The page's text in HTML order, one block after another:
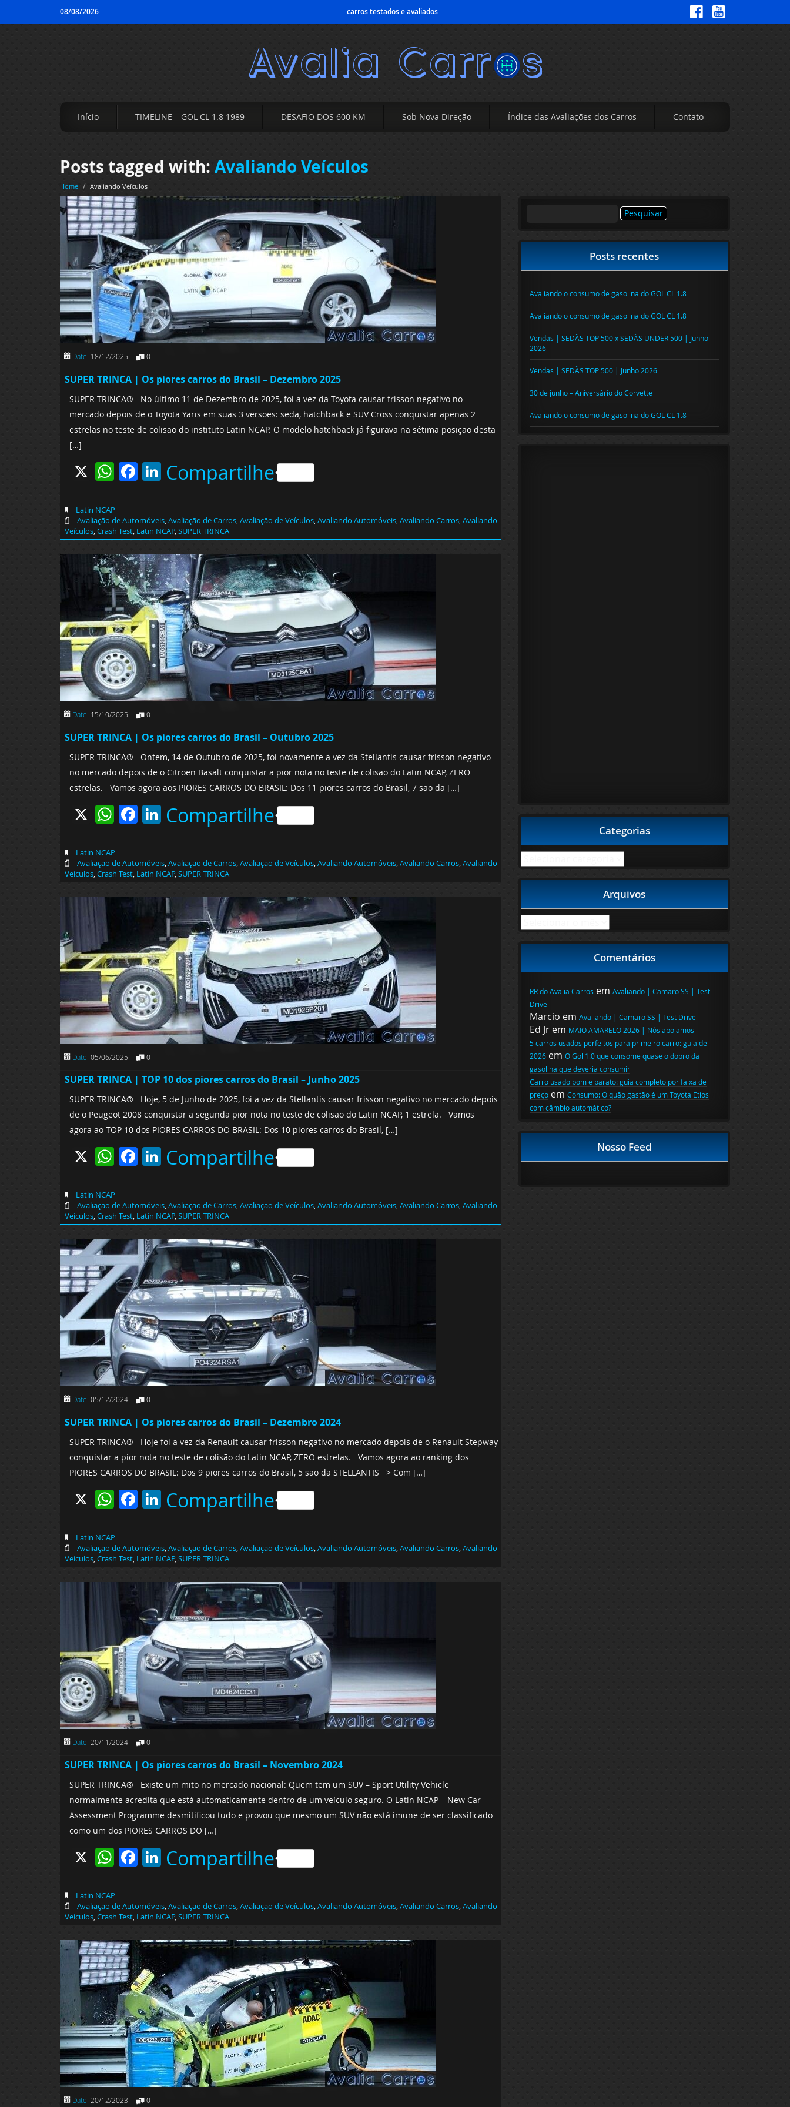
08/08/2026 carros testados e avaliados
Início TIMELINE – GOL CL 1.8 1989 DESAFIO DOS 600 KM Sob Nova Direção Índice das Avaliações dos Carros Contato
Posts tagged with: Avaliando Veículos
Home / Avaliando Veículos
Date: 18/12/2025 0
SUPER TRINCA | Os piores carros do Brasil – Dezembro 2025
SUPER TRINCA® No último 11 de Dezembro de 2025, foi a vez da Toyota causar frisson negativo no
mercado depois de o Toyota Yaris em suas 3 versões: sedã, hatchback e SUV Cross conquistar apenas 2
estrelas no teste de colisão do instituto Latin NCAP. O modelo hatchback já figurava na sétima posição desta
[…]
X WhatsApp
Facebook
LinkedIn
Compartilhe
Latin NCAP
Avaliação de Automóveis,Avaliação de Carros,Avaliação de Veículos,Avaliando Automóveis,Avaliando Carros,Avaliando
Veículos,Crash Test, Latin NCAP,SUPER TRINCA
Date: 15/10/2025 0
SUPER TRINCA | Os piores carros do Brasil – Outubro 2025
SUPER TRINCA® Ontem, 14 de Outubro de 2025, foi novamente a vez da Stellantis causar frisson negativo
no mercado depois de o Citroen Basalt conquistar a pior nota no teste de colisão do Latin NCAP, ZERO
estrelas. Vamos agora aos PIORES CARROS DO BRASIL: Dos 11 piores carros do Brasil, 7 são da […]
X WhatsApp
Facebook
LinkedIn
Compartilhe
Latin NCAP
Avaliação de Automóveis,Avaliação de Carros,Avaliação de Veículos,Avaliando Automóveis,Avaliando Carros,Avaliando
Veículos,Crash Test, Latin NCAP,SUPER TRINCA
Date: 05/06/2025 0
SUPER TRINCA | TOP 10 dos piores carros do Brasil – Junho 2025
SUPER TRINCA® Hoje, 5 de Junho de 2025, foi a vez da Stellantis causar frisson negativo no mercado depois
de o Peugeot 2008 conquistar a segunda pior nota no teste de colisão do Latin NCAP, 1 estrela. Vamos
agora ao TOP 10 dos PIORES CARROS DO BRASIL: Dos 10 piores carros do Brasil, […]
X WhatsApp
Facebook
LinkedIn
Compartilhe
Latin NCAP
Avaliação de Automóveis,Avaliação de Carros,Avaliação de Veículos,Avaliando Automóveis,Avaliando Carros,Avaliando
Veículos,Crash Test, Latin NCAP,SUPER TRINCA
Date: 05/12/2024 0
SUPER TRINCA | Os piores carros do Brasil – Dezembro 2024
SUPER TRINCA® Hoje foi a vez da Renault causar frisson negativo no mercado depois de o Renault Stepway
conquistar a pior nota no teste de colisão do Latin NCAP, ZERO estrelas. Vamos agora ao ranking dos
PIORES CARROS DO BRASIL: Dos 9 piores carros do Brasil, 5 são da STELLANTIS > Com […]
X WhatsApp
Facebook
LinkedIn
Compartilhe
Latin NCAP
Avaliação de Automóveis,Avaliação de Carros,Avaliação de Veículos,Avaliando Automóveis,Avaliando Carros,Avaliando
Veículos,Crash Test, Latin NCAP,SUPER TRINCA
Date: 20/11/2024 0
SUPER TRINCA | Os piores carros do Brasil – Novembro 2024
SUPER TRINCA® Existe um mito no mercado nacional: Quem tem um SUV – Sport Utility Vehicle
normalmente acredita que está automaticamente dentro de um veículo seguro. O Latin NCAP – New Car
Assessment Programme desmitificou tudo e provou que mesmo um SUV não está imune de ser classificado
como um dos PIORES CARROS DO […]
X WhatsApp
Facebook
LinkedIn
Compartilhe
Latin NCAP
Avaliação de Automóveis,Avaliação de Carros,Avaliação de Veículos,Avaliando Automóveis,Avaliando Carros,Avaliando
Veículos,Crash Test, Latin NCAP,SUPER TRINCA
Date: 20/12/2023 0
Posts recentes
Avaliando o consumo de gasolina do GOL CL 1.8
Avaliando o consumo de gasolina do GOL CL 1.8
Vendas | SEDÃS TOP 500 x SEDÃS UNDER 500 | Junho
2026
Vendas | SEDÃS TOP 500 | Junho 2026
30 de junho – Aniversário do Corvette
Avaliando o consumo de gasolina do GOL CL 1.8
Categorias
Arquivos
Comentários
RR do Avalia Carros em Avaliando | Camaro SS | Test
Drive
Marcio em Avaliando | Camaro SS | Test Drive
Ed Jr em MAIO AMARELO 2026 | Nós apoiamos
5 carros usados perfeitos para primeiro carro: guia de
2026 em O Gol 1.0 que consome quase o dobro da
gasolina que deveria consumir
Carro usado bom e barato: guia completo por faixa de
preço em Consumo: O quão gastão é um Toyota Etios
com câmbio automático?
Nosso Feed